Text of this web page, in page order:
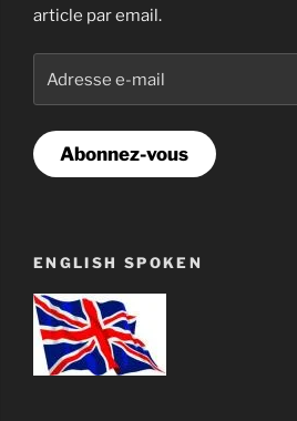
article par email.
e-
Abonnez-vous
ENGLISH SPOKEN